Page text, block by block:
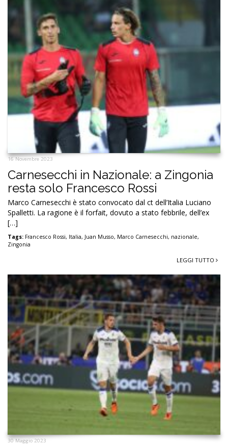
16 Novembre 2023
Carnesecchi in Nazionale: a Zingonia
resta solo Francesco Rossi
Marco Carnesecchi è stato convocato dal ct dell’Italia Luciano
Spalletti. La ragione è il forfait, dovuto a stato febbrile, dell’ex
[…]
Tags: Francesco Rossi, Italia, Juan Musso, Marco Carnesecchi, nazionale,
Zingonia
LEGGI TUTTO
30 Maggio 2023